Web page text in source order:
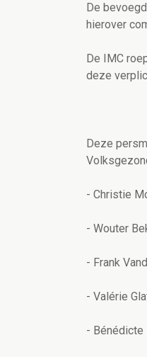
De
hierover
De IMC
deze
Deze
- Christie
- Wouter
- Frank
- Valérie
- Bénédicte